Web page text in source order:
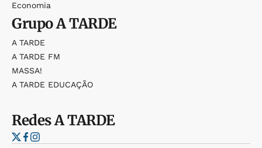
Economia
GrupoA TARDE
A TARDE
A TARDE FM
MASSA!
A TARDE EDUCAÇÃO
RedesA TARDE